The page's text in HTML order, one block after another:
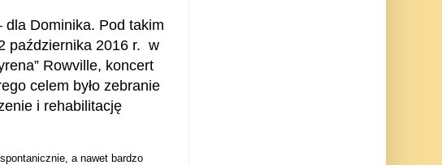
dla Dominika. Pod takim
października 2016 r. w
Rowville, koncert
celem było zebranie
i rehabilitację
a nawet bardzo